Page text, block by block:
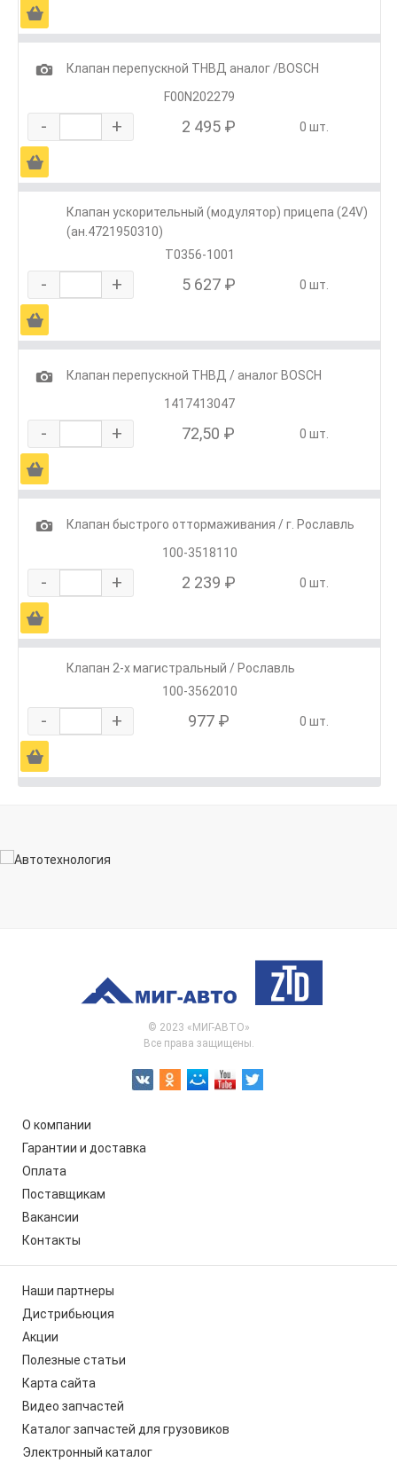
Ä
1
Клапан перепускной ТНВД аналог /BOSCH
F00N202279
- + 2 495 ₽ 0 шт.
Ä
Клапан ускорительный (модулятор) прицепа (24V)
(ан.4721950310)
Т0356-1001
- + 5 627 ₽ 0 шт.
Ä
1
Клапан перепускной ТНВД / аналог BOSCH
1417413047
- + 72,50 ₽ 0 шт.
Ä
1
Клапан быстрого оттормаживания / г. Рославль
100-3518110
- + 2 239 ₽ 0 шт.
Ä
Клапан 2-х магистральный / Рославль
100-3562010
- + 977 ₽ 0 шт.
Ä
© 2023 «МИГ-АВТО»
Все права защищены.
О компании
Гарантии и доставка
Оплата
Поставщикам
Вакансии
Контакты
Наши партнеры
Дистрибьюция
Акции
Полезные статьи
Карта сайта
Видео запчастей
Каталог запчастей для грузовиков
Электронный каталог